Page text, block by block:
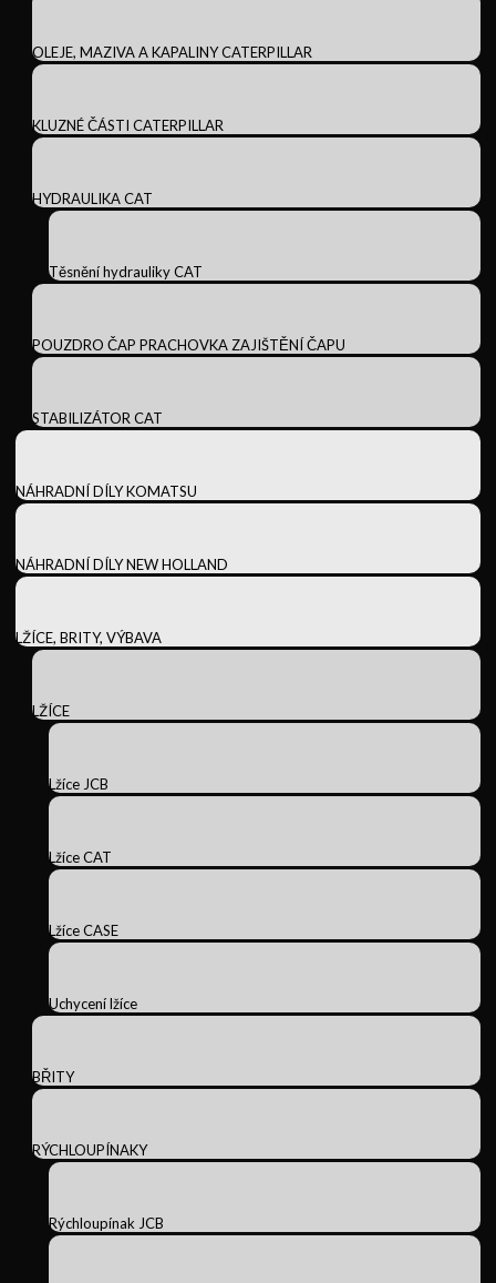
OLEJE, MAZIVA A KAPALINY CATERPILLAR
KLUZNÉ ČÁSTI CATERPILLAR
HYDRAULIKA CAT
Těsnění hydrauliky CAT
POUZDRO ČAP PRACHOVKA ZAJIŠTĚNÍ ČAPU
STABILIZÁTOR CAT
NÁHRADNÍ DÍLY KOMATSU
NÁHRADNÍ DÍLY NEW HOLLAND
LŽÍCE, BRITY, VÝBAVA
LŽÍCE
Lžíce JCB
Lžíce CAT
Lžíce CASE
Uchycení lžíce
BŘITY
RÝCHLOUPÍNAKY
Rýchloupínak JCB